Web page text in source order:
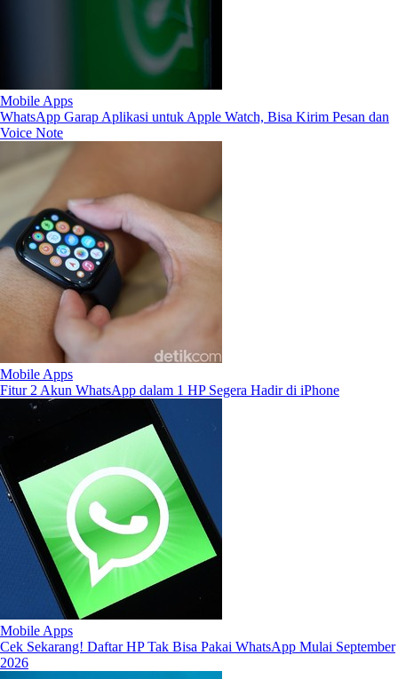
Mobile Apps
WhatsApp Garap Aplikasi untuk Apple Watch, Bisa Kirim Pesan dan
Voice Note
Mobile Apps
Fitur 2 Akun WhatsApp dalam 1 HP Segera Hadir di iPhone
Mobile Apps
Cek Sekarang! Daftar HP Tak Bisa Pakai WhatsApp Mulai September
2026